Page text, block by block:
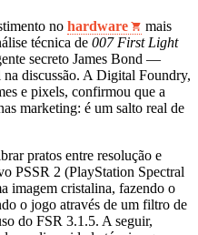
no hardware
mais
técnica de 007 First Light
secreto James Bond —
discussão. A Digital Foundry,
e pixels, confirmou que a
marketing: é um salto real de
pratos entre resolução e
PSSR 2 (PlayStation Spectral
imagem cristalina, fazendo o
o jogo através de um filtro de
do FSR 3.1.5. A seguir,